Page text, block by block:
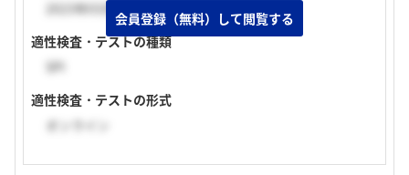
2023年03月中旬
適性検査・テストの種類
SPI
適性検査・テストの形式
オンライン
会員登録（無料）して閲覧する